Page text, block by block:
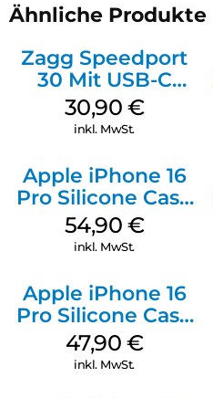
Ähnliche Produkte
Zagg Speedport
30 Mit USB-C
Kabel Weiß
30,90 €
inkl. MwSt.
Apple iPhone 16
Pro Silicone Case
MagSafe Black
54,90 €
inkl. MwSt.
Apple iPhone 16
Pro Silicone Case
MagSafe Denim
47,90 €
inkl. MwSt.